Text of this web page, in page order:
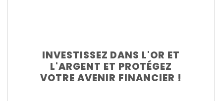
INVESTISSEZ DANS L'OR ET
L'ARGENT ET PROTÉGEZ
VOTRE AVENIR FINANCIER !